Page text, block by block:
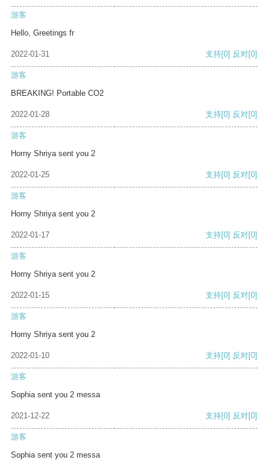
游客
Hello, Greetings fr
2022-01-31 支持[0] 反对[0]
游客
BREAKING! Portable CO2
2022-01-28 支持[0] 反对[0]
游客
Horny Shriya sent you 2
2022-01-25 支持[0] 反对[0]
游客
Horny Shriya sent you 2
2022-01-17 支持[0] 反对[0]
游客
Horny Shriya sent you 2
2022-01-15 支持[0] 反对[0]
游客
Horny Shriya sent you 2
2022-01-10 支持[0] 反对[0]
游客
Sophia sent you 2 messa
2021-12-22 支持[0] 反对[0]
游客
Sophia sent you 2 messa